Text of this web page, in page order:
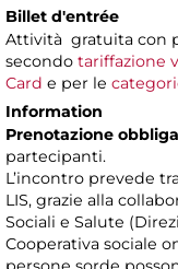
Billet d'entrée
Attività gratuita con
secondo tariffazione
Card e per le
Information
Prenotazione
partecipanti.
L’incontro prevede
LIS, grazie alla
Sociali e Salute
Cooperativa sociale